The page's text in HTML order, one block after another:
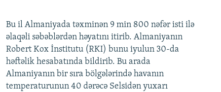
Bu il Almaniyada təxminən 9 min 800 nəfər isti ilə
əlaqəli səbəblərdən həyatını itirib. Almaniyanın
Robert Kox İnstitutu (RKI) bunu iyulun 30-da
həftəlik hesabatında bildirib. Bu arada
Almaniyanın bir sıra bölgələrində havanın
temperaturunun 40 dərəcə Selsidən yuxarı